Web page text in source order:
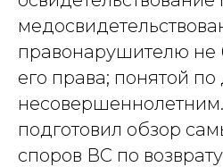
правонарушителю не
его права; понятой по
подготовил обзор
споров ВС по